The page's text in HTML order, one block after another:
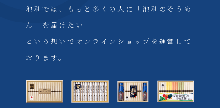
池利では、もっと多くの人に「池利のそうめ
ん」を届けたい
という想いでオンラインショップを運営して
おります。